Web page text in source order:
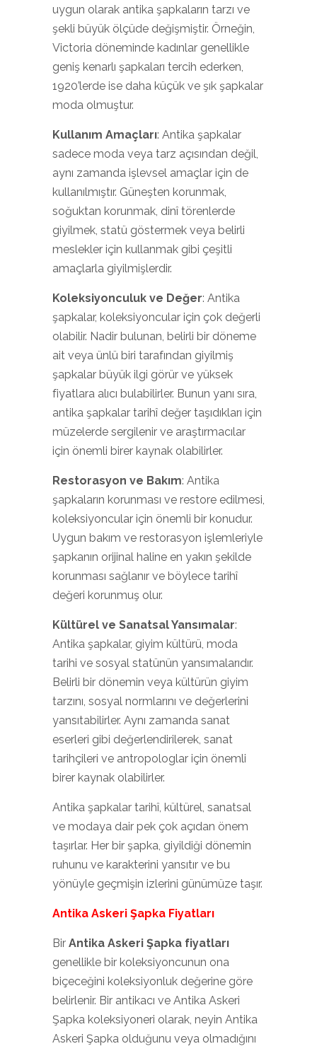
uygun olarak antika şapkaların tarzı ve
şekli büyük ölçüde değişmiştir. Örneğin,
Victoria döneminde kadınlar genellikle
geniş kenarlı şapkaları tercih ederken,
1920’lerde ise daha küçük ve şık şapkalar
moda olmuştur.
Kullanım Amaçları: Antika şapkalar
sadece moda veya tarz açısından değil,
aynı zamanda işlevsel amaçlar için de
kullanılmıştır. Güneşten korunmak,
soğuktan korunmak, dinî törenlerde
giyilmek, statü göstermek veya belirli
meslekler için kullanmak gibi çeşitli
amaçlarla giyilmişlerdir.
Koleksiyonculuk ve Değer: Antika
şapkalar, koleksiyoncular için çok değerli
olabilir. Nadir bulunan, belirli bir döneme
ait veya ünlü biri tarafından giyilmiş
şapkalar büyük ilgi görür ve yüksek
fiyatlara alıcı bulabilirler. Bunun yanı sıra,
antika şapkalar tarihî değer taşıdıkları için
müzelerde sergilenir ve araştırmacılar
için önemli birer kaynak olabilirler.
Restorasyon ve Bakım: Antika
şapkaların korunması ve restore edilmesi,
koleksiyoncular için önemli bir konudur.
Uygun bakım ve restorasyon işlemleriyle
şapkanın orijinal haline en yakın şekilde
korunması sağlanır ve böylece tarihî
değeri korunmuş olur.
Kültürel ve Sanatsal Yansımalar:
Antika şapkalar, giyim kültürü, moda
tarihi ve sosyal statünün yansımalarıdır.
Belirli bir dönemin veya kültürün giyim
tarzını, sosyal normlarını ve değerlerini
yansıtabilirler. Aynı zamanda sanat
eserleri gibi değerlendirilerek, sanat
tarihçileri ve antropologlar için önemli
birer kaynak olabilirler.
Antika şapkalar tarihî, kültürel, sanatsal
ve modaya dair pek çok açıdan önem
taşırlar. Her bir şapka, giyildiği dönemin
ruhunu ve karakterini yansıtır ve bu
yönüyle geçmişin izlerini günümüze taşır.
Antika Askeri Şapka Fiyatları
Bir Antika Askeri Şapka fiyatları
genellikle bir koleksiyoncunun ona
biçeceğini koleksiyonluk değerine göre
belirlenir. Bir antikacı ve Antika Askeri
Şapka koleksiyoneri olarak, neyin Antika
Askeri Şapka olduğunu veya olmadığını